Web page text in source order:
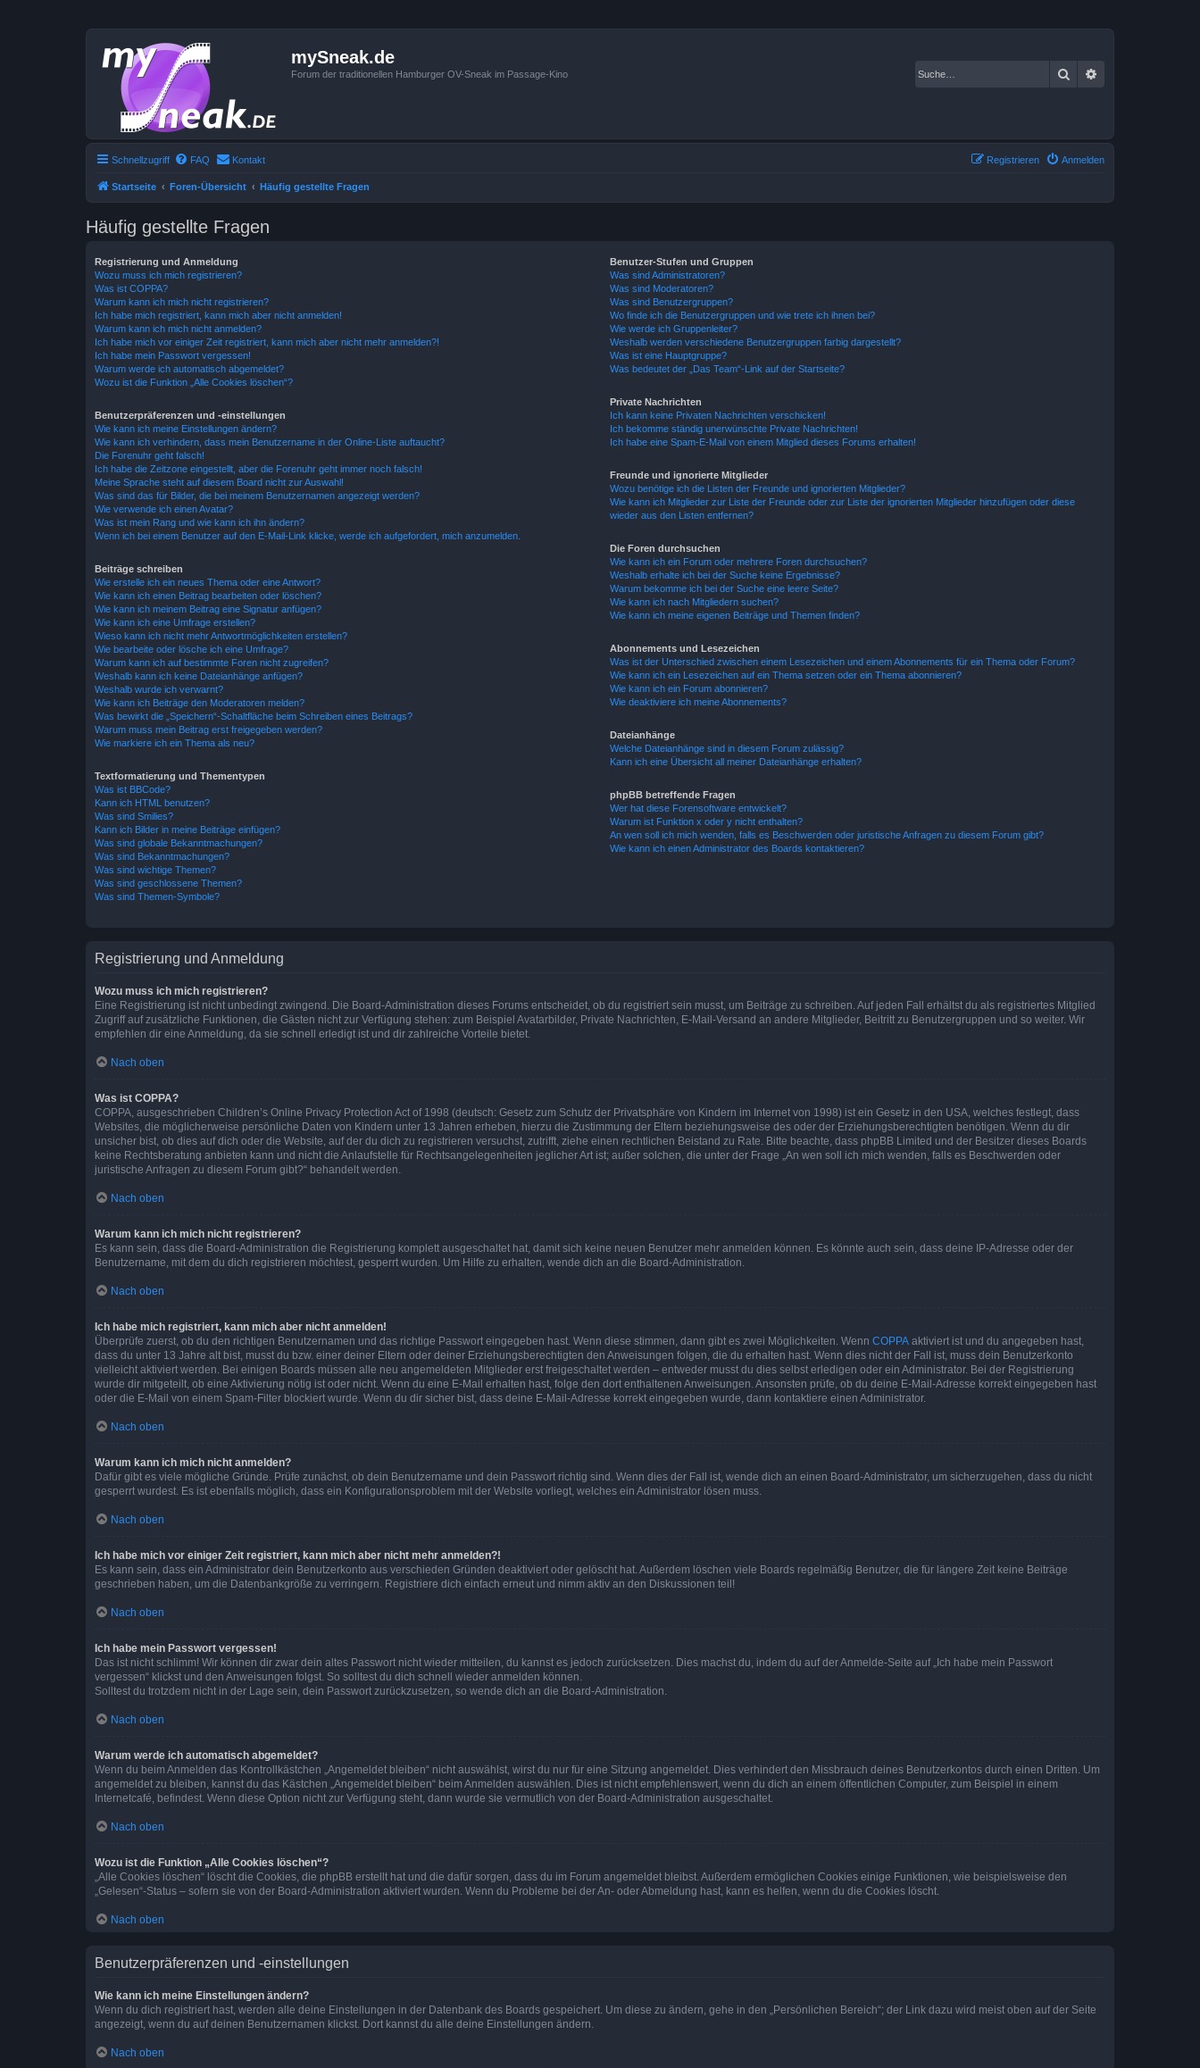
mySneak.de
Forum der traditionellen Hamburger OV-Sneak im Passage-Kino Suche
Schnellzugriff FAQ Kontakt Anmelden
Registrieren
Startseite Foren-Übersicht Häufig gestellte Fragen
Häufig gestellte Fragen
Registrierung und Anmeldung
Wozu muss ich mich registrieren?
Was ist COPPA?
Warum kann ich mich nicht registrieren?
Ich habe mich registriert, kann mich aber nicht anmelden!
Warum kann ich mich nicht anmelden?
Ich habe mich vor einiger Zeit registriert, kann mich aber nicht mehr anmelden?!
Ich habe mein Passwort vergessen!
Warum werde ich automatisch abgemeldet?
Wozu ist die Funktion „Alle Cookies löschen“?
Benutzerpräferenzen und -einstellungen
Wie kann ich meine Einstellungen ändern?
Wie kann ich verhindern, dass mein Benutzername in der Online-Liste auftaucht?
Die Forenuhr geht falsch!
Ich habe die Zeitzone eingestellt, aber die Forenuhr geht immer noch falsch!
Meine Sprache steht auf diesem Board nicht zur Auswahl!
Was sind das für Bilder, die bei meinem Benutzernamen angezeigt werden?
Wie verwende ich einen Avatar?
Was ist mein Rang und wie kann ich ihn ändern?
Wenn ich bei einem Benutzer auf den E-Mail-Link klicke, werde ich aufgefordert, mich anzumelden.
Beiträge schreiben
Wie erstelle ich ein neues Thema oder eine Antwort?
Wie kann ich einen Beitrag bearbeiten oder löschen?
Wie kann ich meinem Beitrag eine Signatur anfügen?
Wie kann ich eine Umfrage erstellen?
Wieso kann ich nicht mehr Antwortmöglichkeiten erstellen?
Wie bearbeite oder lösche ich eine Umfrage?
Warum kann ich auf bestimmte Foren nicht zugreifen?
Weshalb kann ich keine Dateianhänge anfügen?
Weshalb wurde ich verwarnt?
Wie kann ich Beiträge den Moderatoren melden?
Was bewirkt die „Speichern“-Schaltfläche beim Schreiben eines Beitrags?
Warum muss mein Beitrag erst freigegeben werden?
Wie markiere ich ein Thema als neu?
Textformatierung und Thementypen
Was ist BBCode?
Kann ich HTML benutzen?
Was sind Smilies?
Kann ich Bilder in meine Beiträge einfügen?
Was sind globale Bekanntmachungen?
Was sind Bekanntmachungen?
Was sind wichtige Themen?
Was sind geschlossene Themen?
Was sind Themen-Symbole?
Benutzer-Stufen und Gruppen
Was sind Administratoren?
Was sind Moderatoren?
Was sind Benutzergruppen?
Wo finde ich die Benutzergruppen und wie trete ich ihnen bei?
Wie werde ich Gruppenleiter?
Weshalb werden verschiedene Benutzergruppen farbig dargestellt?
Was ist eine Hauptgruppe?
Was bedeutet der „Das Team“-Link auf der Startseite?
Private Nachrichten
Ich kann keine Privaten Nachrichten verschicken!
Ich bekomme ständig unerwünschte Private Nachrichten!
Ich habe eine Spam-E-Mail von einem Mitglied dieses Forums erhalten!
Freunde und ignorierte Mitglieder
Wozu benötige ich die Listen der Freunde und ignorierten Mitglieder?
Wie kann ich Mitglieder zur Liste der Freunde oder zur Liste der ignorierten Mitglieder hinzufügen oder diese
wieder aus den Listen entfernen?
Die Foren durchsuchen
Wie kann ich ein Forum oder mehrere Foren durchsuchen?
Weshalb erhalte ich bei der Suche keine Ergebnisse?
Warum bekomme ich bei der Suche eine leere Seite?
Wie kann ich nach Mitgliedern suchen?
Wie kann ich meine eigenen Beiträge und Themen finden?
Abonnements und Lesezeichen
Was ist der Unterschied zwischen einem Lesezeichen und einem Abonnements für ein Thema oder Forum?
Wie kann ich ein Lesezeichen auf ein Thema setzen oder ein Thema abonnieren?
Wie kann ich ein Forum abonnieren?
Wie deaktiviere ich meine Abonnements?
Dateianhänge
Welche Dateianhänge sind in diesem Forum zulässig?
Kann ich eine Übersicht all meiner Dateianhänge erhalten?
phpBB betreffende Fragen
Wer hat diese Forensoftware entwickelt?
Warum ist Funktion x oder y nicht enthalten?
An wen soll ich mich wenden, falls es Beschwerden oder juristische Anfragen zu diesem Forum gibt?
Wie kann ich einen Administrator des Boards kontaktieren?
Registrierung und Anmeldung
Wozu muss ich mich registrieren?
Eine Registrierung ist nicht unbedingt zwingend. Die Board-Administration dieses Forums entscheidet, ob du registriert sein musst, um Beiträge zu schreiben. Auf jeden Fall erhältst du als registriertes Mitglied
Zugriff auf zusätzliche Funktionen, die Gästen nicht zur Verfügung stehen: zum Beispiel Avatarbilder, Private Nachrichten, E-Mail-Versand an andere Mitglieder, Beitritt zu Benutzergruppen und so weiter. Wir
empfehlen dir eine Anmeldung, da sie schnell erledigt ist und dir zahlreiche Vorteile bietet.
Nach oben
Was ist COPPA?
COPPA, ausgeschrieben Children’s Online Privacy Protection Act of 1998 (deutsch: Gesetz zum Schutz der Privatsphäre von Kindern im Internet von 1998) ist ein Gesetz in den USA, welches festlegt, dass
Websites, die möglicherweise persönliche Daten von Kindern unter 13 Jahren erheben, hierzu die Zustimmung der Eltern beziehungsweise des oder der Erziehungsberechtigten benötigen. Wenn du dir
unsicher bist, ob dies auf dich oder die Website, auf der du dich zu registrieren versuchst, zutrifft, ziehe einen rechtlichen Beistand zu Rate. Bitte beachte, dass phpBB Limited und der Besitzer dieses Boards
keine Rechtsberatung anbieten kann und nicht die Anlaufstelle für Rechtsangelegenheiten jeglicher Art ist; außer solchen, die unter der Frage „An wen soll ich mich wenden, falls es Beschwerden oder
juristische Anfragen zu diesem Forum gibt?“ behandelt werden.
Nach oben
Warum kann ich mich nicht registrieren?
Es kann sein, dass die Board-Administration die Registrierung komplett ausgeschaltet hat, damit sich keine neuen Benutzer mehr anmelden können. Es könnte auch sein, dass deine IP-Adresse oder der
Benutzername, mit dem du dich registrieren möchtest, gesperrt wurden. Um Hilfe zu erhalten, wende dich an die Board-Administration.
Nach oben
Ich habe mich registriert, kann mich aber nicht anmelden!
Überprüfe zuerst, ob du den richtigen Benutzernamen und das richtige Passwort eingegeben hast. Wenn diese stimmen, dann gibt es zwei Möglichkeiten. Wenn COPPA aktiviert ist und du angegeben hast,
dass du unter 13 Jahre alt bist, musst du bzw. einer deiner Eltern oder deiner Erziehungsberechtigten den Anweisungen folgen, die du erhalten hast. Wenn dies nicht der Fall ist, muss dein Benutzerkonto
vielleicht aktiviert werden. Bei einigen Boards müssen alle neu angemeldeten Mitglieder erst freigeschaltet werden – entweder musst du dies selbst erledigen oder ein Administrator. Bei der Registrierung
wurde dir mitgeteilt, ob eine Aktivierung nötig ist oder nicht. Wenn du eine E-Mail erhalten hast, folge den dort enthaltenen Anweisungen. Ansonsten prüfe, ob du deine E-Mail-Adresse korrekt eingegeben hast
oder die E-Mail von einem Spam-Filter blockiert wurde. Wenn du dir sicher bist, dass deine E-Mail-Adresse korrekt eingegeben wurde, dann kontaktiere einen Administrator.
Nach oben
Warum kann ich mich nicht anmelden?
Dafür gibt es viele mögliche Gründe. Prüfe zunächst, ob dein Benutzername und dein Passwort richtig sind. Wenn dies der Fall ist, wende dich an einen Board-Administrator, um sicherzugehen, dass du nicht
gesperrt wurdest. Es ist ebenfalls möglich, dass ein Konfigurationsproblem mit der Website vorliegt, welches ein Administrator lösen muss.
Nach oben
Ich habe mich vor einiger Zeit registriert, kann mich aber nicht mehr anmelden?!
Es kann sein, dass ein Administrator dein Benutzerkonto aus verschieden Gründen deaktiviert oder gelöscht hat. Außerdem löschen viele Boards regelmäßig Benutzer, die für längere Zeit keine Beiträge
geschrieben haben, um die Datenbankgröße zu verringern. Registriere dich einfach erneut und nimm aktiv an den Diskussionen teil!
Nach oben
Ich habe mein Passwort vergessen!
Das ist nicht schlimm! Wir können dir zwar dein altes Passwort nicht wieder mitteilen, du kannst es jedoch zurücksetzen. Dies machst du, indem du auf der Anmelde-Seite auf „Ich habe mein Passwort
vergessen“ klickst und den Anweisungen folgst. So solltest du dich schnell wieder anmelden können.
Solltest du trotzdem nicht in der Lage sein, dein Passwort zurückzusetzen, so wende dich an die Board-Administration.
Nach oben
Warum werde ich automatisch abgemeldet?
Wenn du beim Anmelden das Kontrollkästchen „Angemeldet bleiben“ nicht auswählst, wirst du nur für eine Sitzung angemeldet. Dies verhindert den Missbrauch deines Benutzerkontos durch einen Dritten. Um
angemeldet zu bleiben, kannst du das Kästchen „Angemeldet bleiben“ beim Anmelden auswählen. Dies ist nicht empfehlenswert, wenn du dich an einem öffentlichen Computer, zum Beispiel in einem
Internetcafé, befindest. Wenn diese Option nicht zur Verfügung steht, dann wurde sie vermutlich von der Board-Administration ausgeschaltet.
Nach oben
Wozu ist die Funktion „Alle Cookies löschen“?
„Alle Cookies löschen“ löscht die Cookies, die phpBB erstellt hat und die dafür sorgen, dass du im Forum angemeldet bleibst. Außerdem ermöglichen Cookies einige Funktionen, wie beispielsweise den
„Gelesen“-Status – sofern sie von der Board-Administration aktiviert wurden. Wenn du Probleme bei der An- oder Abmeldung hast, kann es helfen, wenn du die Cookies löscht.
Nach oben
Benutzerpräferenzen und -einstellungen
Wie kann ich meine Einstellungen ändern?
Wenn du dich registriert hast, werden alle deine Einstellungen in der Datenbank des Boards gespeichert. Um diese zu ändern, gehe in den „Persönlichen Bereich“; der Link dazu wird meist oben auf der Seite
angezeigt, wenn du auf deinen Benutzernamen klickst. Dort kannst du alle deine Einstellungen ändern.
Nach oben